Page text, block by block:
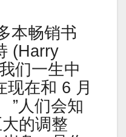
本畅销书
(Harry
们一生中
现在和 6 月
”人们会知
的调整